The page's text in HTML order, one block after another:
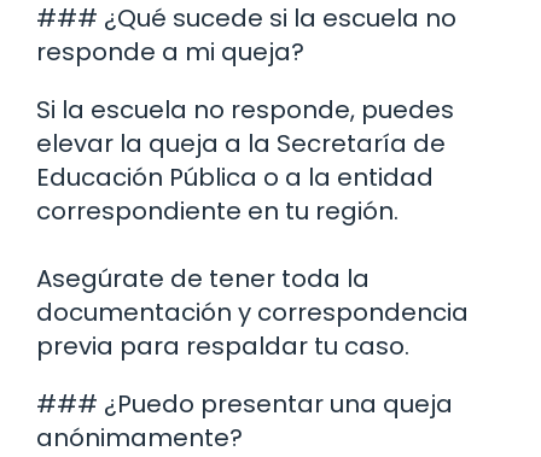
### ¿Qué sucede si la escuela no
responde a mi queja?
Si la escuela no responde, puedes
elevar la queja a la Secretaría de
Educación Pública o a la entidad
correspondiente en tu región.
Asegúrate de tener toda la
documentación y correspondencia
previa para respaldar tu caso.
### ¿Puedo presentar una queja
anónimamente?